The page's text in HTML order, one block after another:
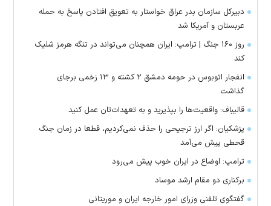
دبیرکل سازمان بدر عراق خواستار به تعویق افتادن پاسخ به حمله
عربستان و آمریکا شد
روز ۱۶۰ جنگ | ترامپ: ایران همچنان می‌تواند در تنگه هرمز شلیک
کند
انفجار اتوبوس در حومه دمشق ۲ کشته و ۱۳ زخمی برجای
گذاشت
قالیباف: واقعیت‌ها را بپذیرید و به تعهدات‌تان عمل کنید
پزشکیان: اگر ارز ترجیحی را حذف نمی‌کردیم، قطعا در زمان جنگ
قحطی پیش می‌آمد
ترامپ: اوضاع در ایران خوب پیش می‌رود
برکناری دو مقام ارشد موساد
گفتگوی تلفنی وزرای امور خارجه ایران و موریتانی